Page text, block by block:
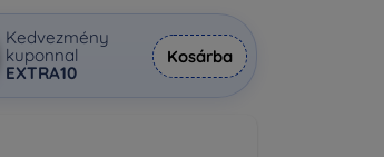
Kedvezmény
kuponnal
EXTRA10
Kosárba